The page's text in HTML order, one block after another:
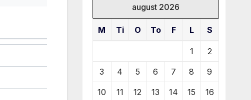
august 2026
M Ti O To F L S
1 2
3 4 5 6 7 8 9
10 11 12 13 14 15 16